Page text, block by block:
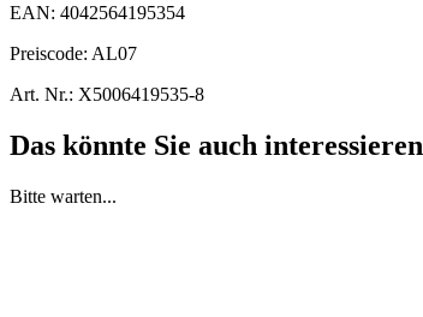
EAN: 4042564195354
Preiscode: AL07
Art. Nr.: X5006419535-8
Das könnte Sie auch interessieren
Bitte warten...